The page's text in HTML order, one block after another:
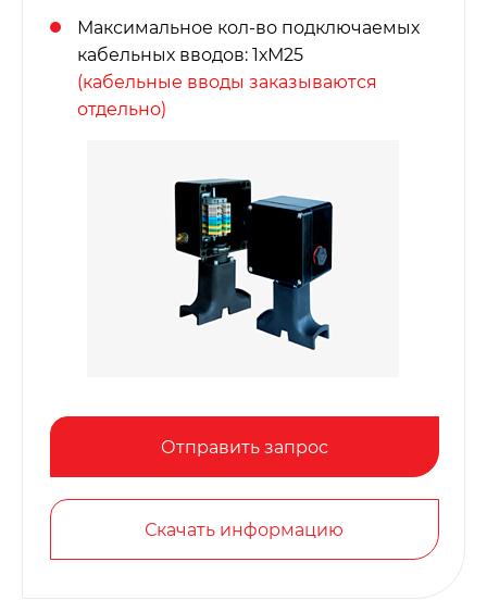
Максимальное кол-во подключаемых
кабельных вводов: 1хМ25
(кабельные вводы заказываются
отдельно)
Отправить запрос
Скачать информацию